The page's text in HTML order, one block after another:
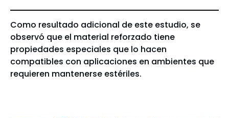
Como resultado adicional de este estudio, se
observó que el material reforzado tiene
propiedades especiales que lo hacen
compatibles con aplicaciones en ambientes que
requieren mantenerse estériles.